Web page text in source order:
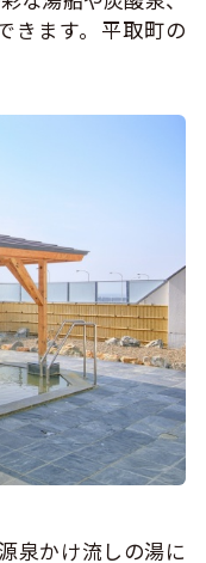
きます。平取町の
泉かけ流しの湯に